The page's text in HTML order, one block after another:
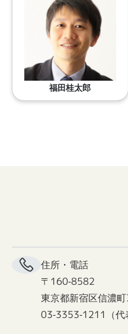
福田桂太郎
住所・電話
〒160-8582
東京都新宿区信濃
03-3353-1211（代